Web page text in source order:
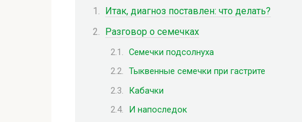
Итак, диагноз поставлен: что делать?
Разговор о семечках
Семечки подсолнуха
Тыквенные семечки при гастрите
Кабачки
И напоследок